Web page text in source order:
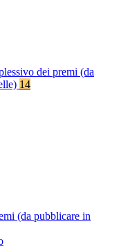
dei premi (da
14
(da pubblicare in